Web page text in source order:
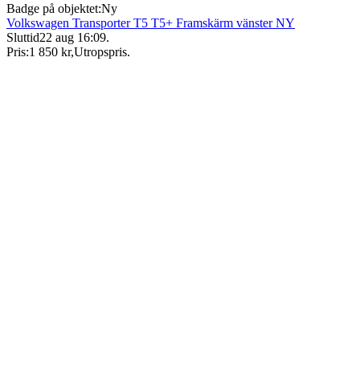
Badge på objektet:Ny
Volkswagen Transporter T5 T5+ Framskärm vänster NY
Sluttid22 aug 16:09.
Pris:1 850 kr,Utropspris.